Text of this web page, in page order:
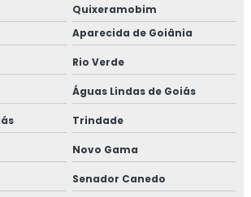
Quixeramobim
Aparecida de Goiânia
Rio Verde
Águas Lindas de Goiás
Trindade
Novo Gama
Senador Canedo